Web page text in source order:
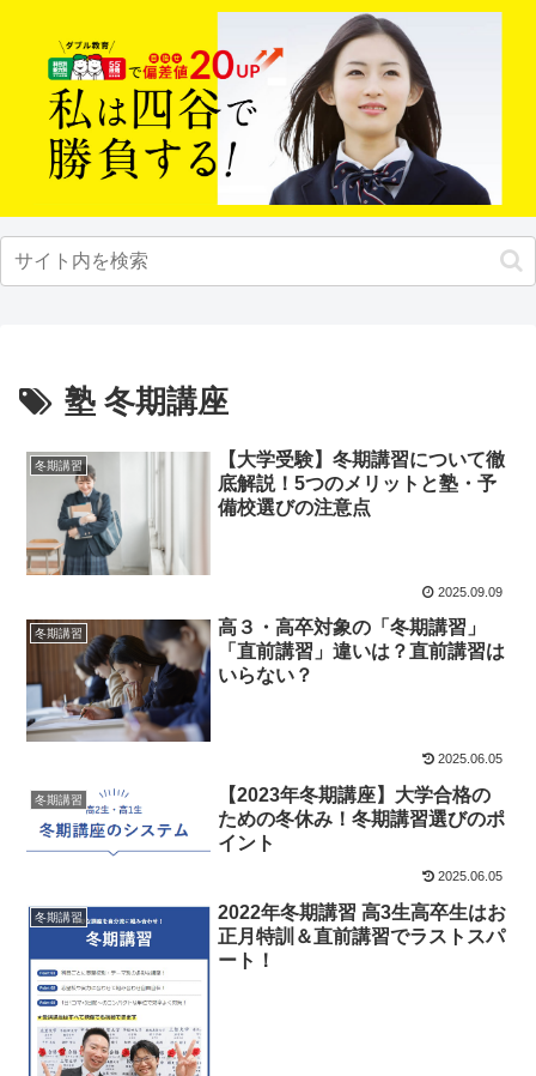
塾 冬期講座
冬期講習
【大学受験】冬期講習について徹
底解説！5つのメリットと塾・予
備校選びの注意点
2025.09.09
冬期講習
高３・高卒対象の「冬期講習」
「直前講習」違いは？直前講習は
いらない？
2025.06.05
冬期講習
【2023年冬期講座】大学合格の
ための冬休み！冬期講習選びのポ
イント
2025.06.05
冬期講習
2022年冬期講習 高3生高卒生はお
正月特訓＆直前講習でラストスパ
ート！